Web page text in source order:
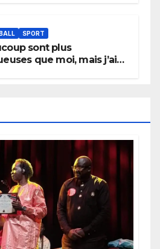
SPORT
sont plus
que moi, mais j’ai